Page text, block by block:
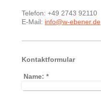
Telefon: +49 2743 92110
E-Mail: info@w-ebener.de
Kontaktformular
Name: *